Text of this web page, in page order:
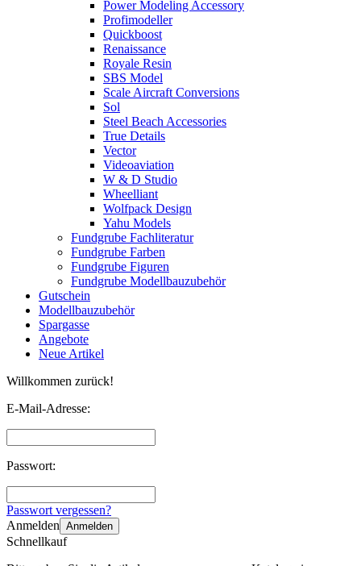
Power Modeling Accessory
Profimodeller
Quickboost
Renaissance
Royale Resin
SBS Model
Scale Aircraft Conversions
Sol
Steel Beach Accessories
True Details
Vector
Videoaviation
W & D Studio
Wheelliant
Wolfpack Design
Yahu Models
Fundgrube Fachliteratur
Fundgrube Farben
Fundgrube Figuren
Fundgrube Modellbauzubehör
Gutschein
Modellbauzubehör
Spargasse
Angebote
Neue Artikel
Willkommen zurück!
E-Mail-Adresse:
Passwort:
Passwort vergessen?
Anmelden Anmelden
Schnellkauf